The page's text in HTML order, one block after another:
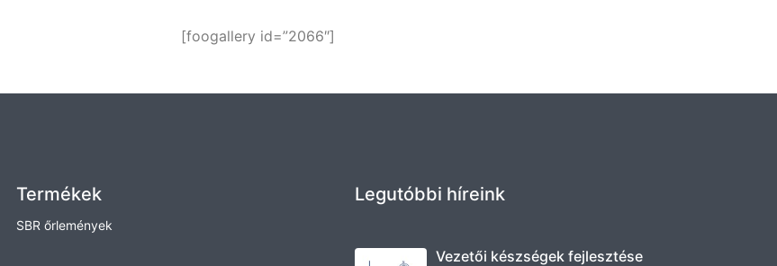
[foogallery id=”2066″]
Termékek
SBR őrlemények
Legutóbbi híreink
Vezetői készségek fejlesztése